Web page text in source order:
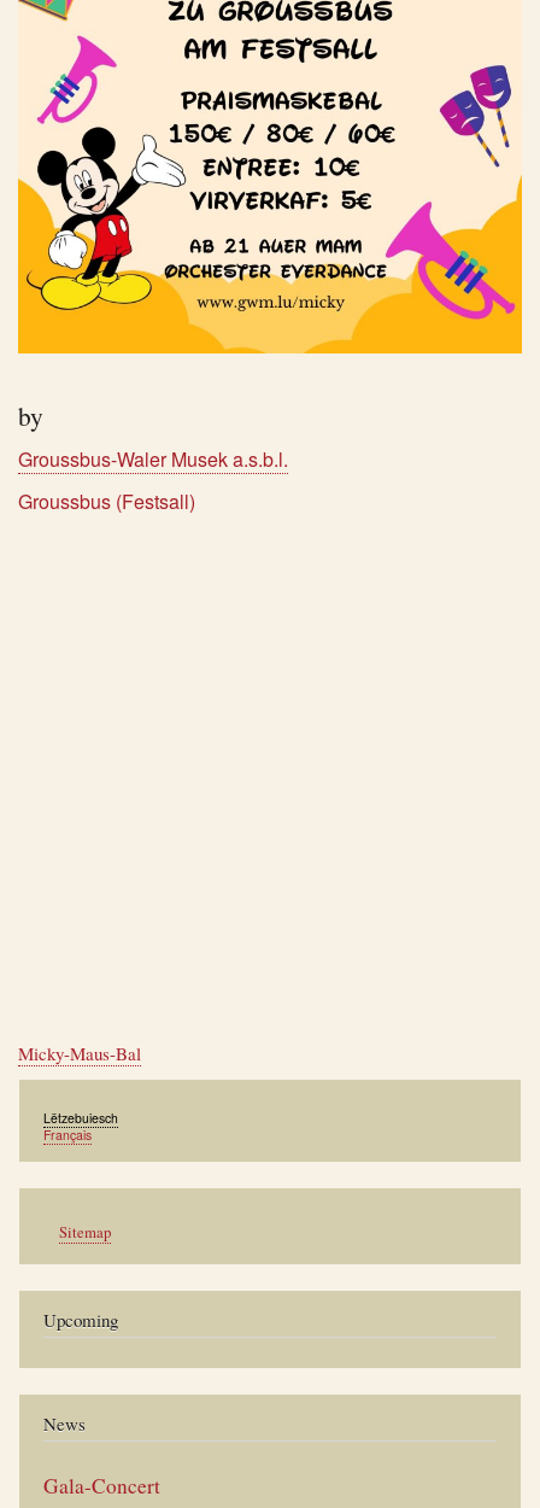
by
Groussbus-Waler Musek a.s.b.l.
Groussbus (Festsall)
Micky-Maus-Bal
Lëtzebuiesch
Français
Sitemap
Upcoming
News
Gala-Concert